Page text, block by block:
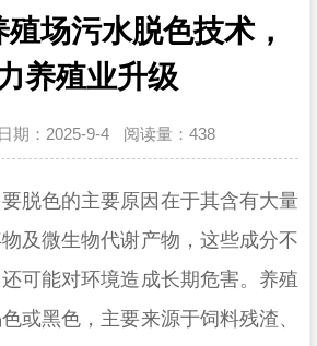
场污水脱色技术，
养殖业升级
日期：2025-9-4 阅读量： 438
色的主要原因在于其含有大量
及微生物代谢产物 ， 这些成分不
可能对环境造成长期危害。养殖
或黑色，主要来源于饲料残渣、